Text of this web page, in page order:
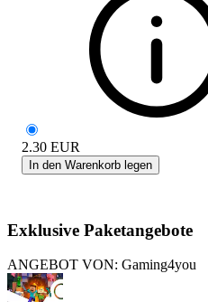
2.30 EUR
In den Warenkorb legen
Exklusive Paketangebote
ANGEBOT VON: Gaming4you